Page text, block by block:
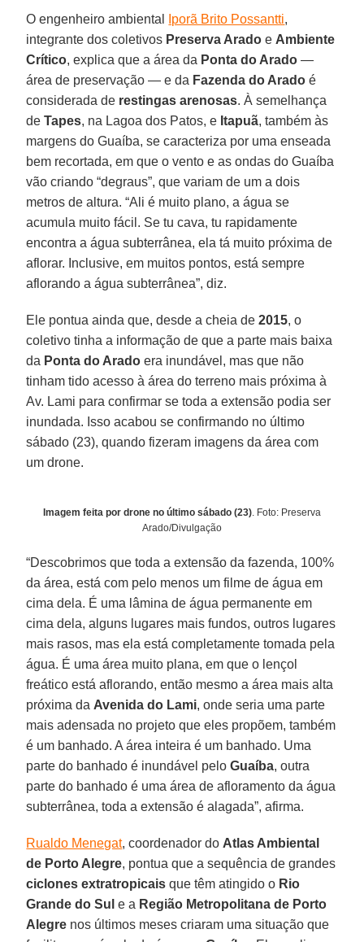
O engenheiro ambiental Iporã Brito Possantti,
integrante dos coletivos Preserva Arado e Ambiente
Crítico, explica que a área da Ponta do Arado —
área de preservação — e da Fazenda do Arado é
considerada de restingas arenosas. À semelhança
deTapes, na Lagoa dos Patos, e Itapuã, também às
margens do Guaíba, se caracteriza por uma enseada
bem recortada, em que o vento e as ondas do Guaíba
vão criando “degraus”, que variam de um a dois
metros de altura. “Ali é muito plano, a água se
acumula muito fácil. Se tu cava, tu rapidamente
encontra a água subterrânea, ela tá muito próxima de
aflorar. Inclusive, em muitos pontos, está sempre
aflorando a água subterrânea”, diz.
Ele pontua ainda que, desde a cheia de2015, o
coletivo tinha a informação de que a parte mais baixa
da Ponta do Arado era inundável, mas que não
tinham tido acesso à área do terreno mais próxima à
Av. Lami para confirmar se toda a extensão podia ser
inundada. Isso acabou se confirmando no último
sábado (23), quando fizeram imagens da área com
um drone.
Imagem feita por drone no último sábado (23) . Foto: Preserva
Arado/Divulgação
“Descobrimos que toda a extensão da fazenda, 100%
da área, está com pelo menos um filme de água em
cima dela. É uma lâmina de água permanente em
cima dela, alguns lugares mais fundos, outros lugares
mais rasos, mas ela está completamente tomada pela
água. É uma área muito plana, em que o lençol
freático está aflorando, então mesmo a área mais alta
próxima da Avenida do Lami, onde seria uma parte
mais adensada no projeto que eles propõem, também
é um banhado. A área inteira é um banhado. Uma
parte do banhado é inundável peloGuaíba, outra
parte do banhado é uma área de afloramento da água
subterrânea, toda a extensão é alagada”, afirma.
Rualdo Menegat, coordenador do Atlas Ambiental
de Porto Alegre, pontua que a sequência de grandes
ciclones extratropicais que têm atingido o Rio
Grande do Sul e a Região Metropolitana de Porto
Alegre nos últimos meses criaram uma situação que